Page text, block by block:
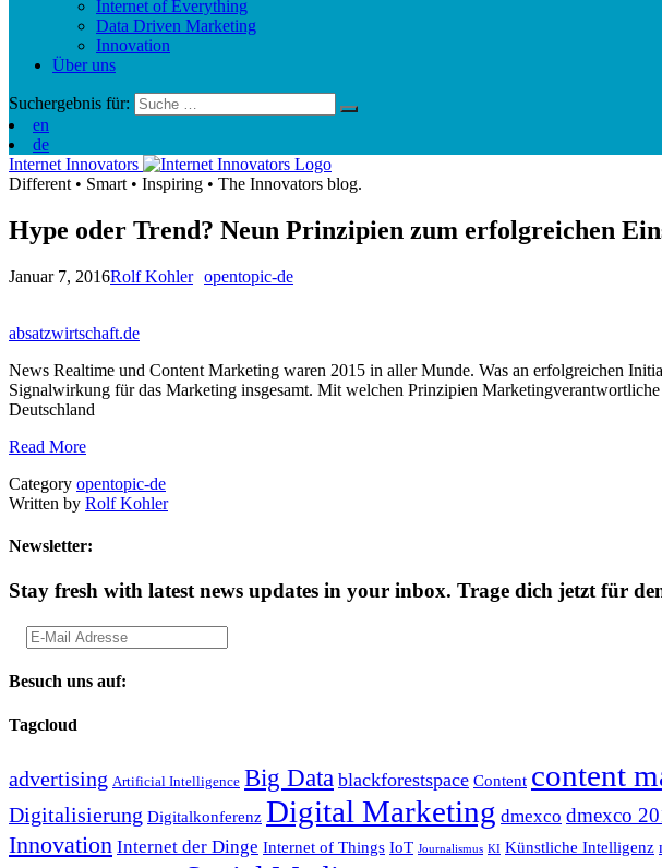
Internet of Everything
Data Driven Marketing
Innovation
Über uns
Suchergebnis für:
en
de
Internet Innovators
Different • Smart • Inspiring • The Innovators blog.
Hype oder Trend? Neun Prinzipien zum erfolgreichen
Januar 7, 2016Rolf Kohler opentopic-de
absatzwirtschaft.de
News Realtime und Content Marketing waren 2015 in aller Munde. Was an erfolgreichen
Signalwirkung für das Marketing insgesamt. Mit welchen Prinzipien
Deutschland
Read More
Category opentopic-de
Written by Rolf Kohler
Newsletter:
Stay fresh with latest news updates in your inbox. Trage dich jetzt für
Besuch uns auf:
Tagcloud
advertising Artificial Intelligence Big Data blackforestspace Content content
Digitalisierung Digitalkonferenz Digital Marketing dmexco dmexco
Innovation Internet der Dinge Internet of Things IoT Journalismus KI Künstliche Intelligenz